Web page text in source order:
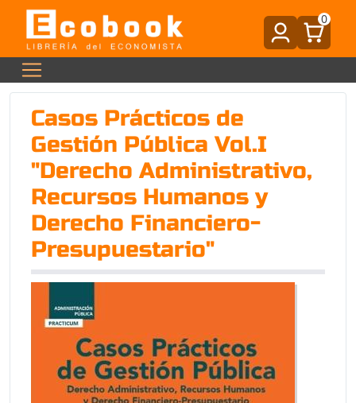
0
Casos Prácticos de
Gestión Pública Vol.I
"Derecho Administrativo,
Recursos Humanos y
Derecho Financiero-
Presupuestario"